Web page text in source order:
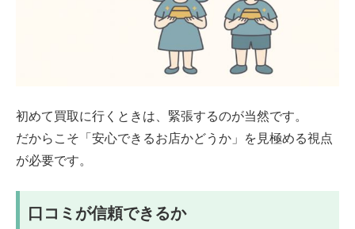
初めて買取に行くときは、緊張するのが当然です。
だからこそ「安心できるお店かどうか」を見極める視点
が必要です。
口コミが信頼できるか